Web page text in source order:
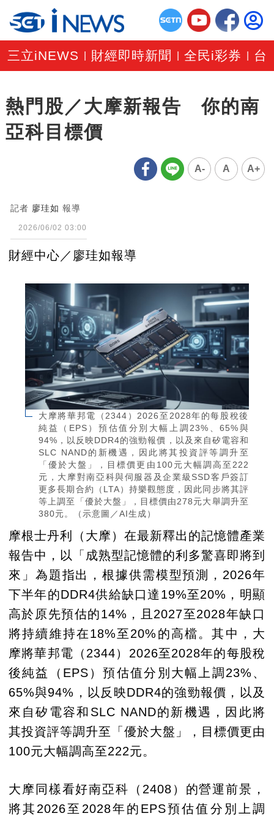
三立iNEWS 財經即時新聞 |全民i彩券 台
熱門股／大摩新報告 你的南
亞科目標價
A- A A+
記者 廖珪如 報導
2026/06/02 03:00
財經中心／廖珪如報導
大摩將華邦電（2344）2026至2028年的每股稅後
純益（EPS）預估值分別大幅上調23%、65%與
94%，以反映DDR4的強勁報價，以及來自矽電容和
SLC NAND的新機遇，因此將其投資評等調升至
「優於大盤」，目標價更由100元大幅調高至222
元，大摩對南亞科與伺服器及企業級SSD客戶簽訂
更多長期合約（LTA）持樂觀態度，因此同步將其評
等上調至「優於大盤」，目標價由278元大舉調升至
380元。（示意圖／AI生成）
摩根士丹利（大摩）在最新釋出的記憶體產業
報告中，以「成熟型記憶體的利多驚喜即將到
來」為題指出，根據供需模型預測，2026年
下半年的DDR4供給缺口達19%至20%，明顯
高於原先預估的14%，且2027至2028年缺口
將持續維持在18%至20%的高檔。其中，大
摩將華邦電（2344）2026至2028年的每股稅
後純益（EPS）預估值分別大幅上調23%、
65%與94%，以反映DDR4的強勁報價，以及
來自矽電容和SLC NAND的新機遇，因此將
其投資評等調升至「優於大盤」，目標價更由
100元大幅調高至222元。
大摩同樣看好南亞科（2408）的營運前景，
將其2026至2028年的EPS預估值分別上調